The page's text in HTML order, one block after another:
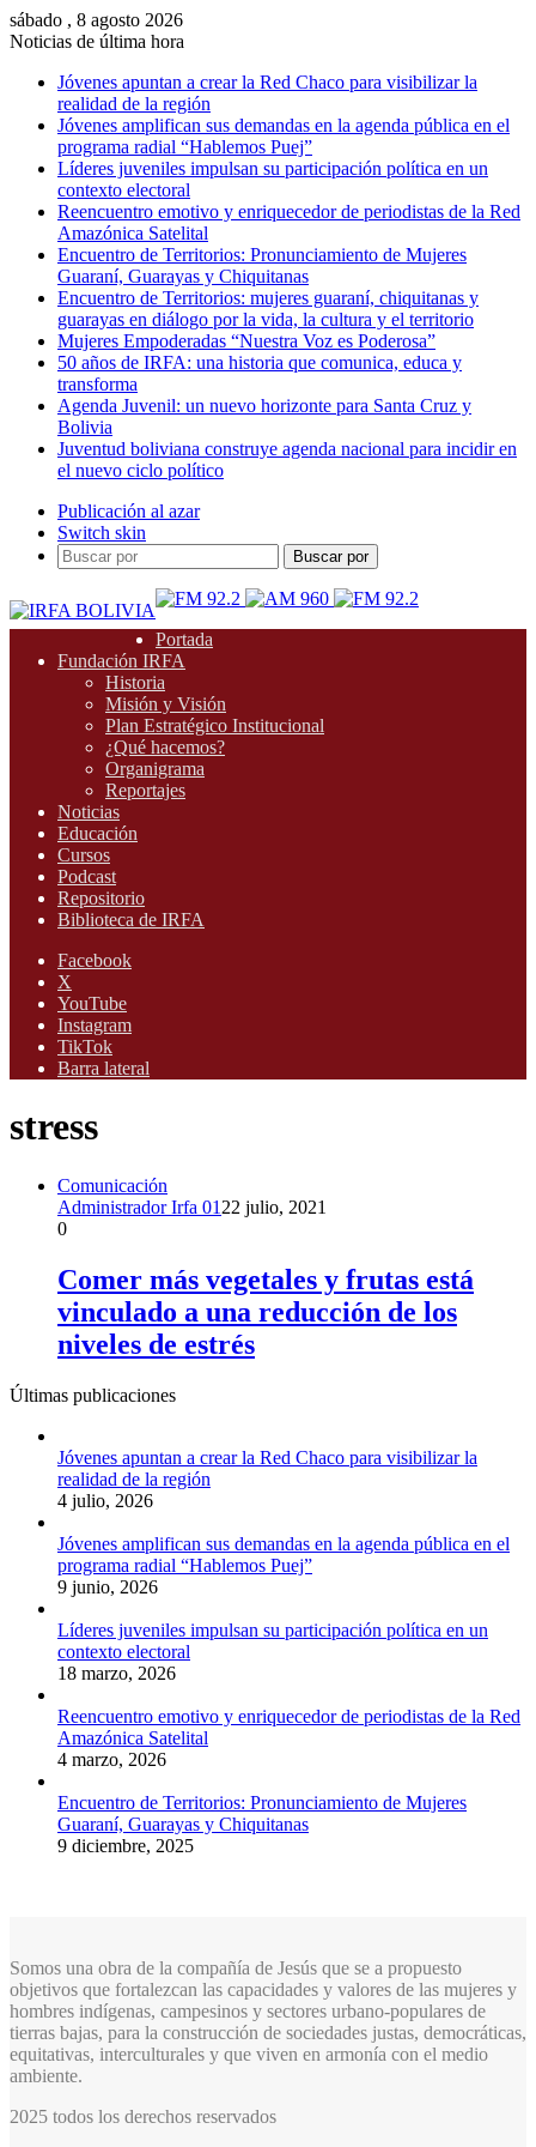
sábado , 8 agosto 2026
Noticias de última hora
Jóvenes apuntan a crear la Red Chaco para visibilizar la
realidad de la región
Jóvenes amplifican sus demandas en la agenda pública en el
programa radial “Hablemos Puej”
Líderes juveniles impulsan su participación política en un
contexto electoral
Reencuentro emotivo y enriquecedor de periodistas de la Red
Amazónica Satelital
Encuentro de Territorios: Pronunciamiento de Mujeres
Guaraní, Guarayas y Chiquitanas
Encuentro de Territorios: mujeres guaraní, chiquitanas y
guarayas en diálogo por la vida, la cultura y el territorio
Mujeres Empoderadas “Nuestra Voz es Poderosa”
50 años de IRFA: una historia que comunica, educa y
transforma
Agenda Juvenil: un nuevo horizonte para Santa Cruz y
Bolivia
Juventud boliviana construye agenda nacional para incidir en
el nuevo ciclo político
Publicación al azar
Switch skin
Buscar por
Portada
Fundación IRFA
Historia
Misión y Visión
Plan Estratégico Institucional
¿Qué hacemos?
Organigrama
Reportajes
Noticias
Educación
Cursos
Podcast
Repositorio
Biblioteca de IRFA
Facebook
X
YouTube
Instagram
TikTok
Barra lateral
stress
Comunicación
Administrador Irfa 01 22 julio, 2021
0
Comer más vegetales y frutas está
vinculado a una reducción de los
niveles de estrés
Últimas publicaciones
Jóvenes apuntan a crear la Red Chaco para visibilizar la
realidad de la región
4 julio, 2026
Jóvenes amplifican sus demandas en la agenda pública en el
programa radial “Hablemos Puej”
9 junio, 2026
Líderes juveniles impulsan su participación política en un
contexto electoral
18 marzo, 2026
Reencuentro emotivo y enriquecedor de periodistas de la Red
Amazónica Satelital
4 marzo, 2026
Encuentro de Territorios: Pronunciamiento de Mujeres
Guaraní, Guarayas y Chiquitanas
9 diciembre, 2025
Somos una obra de la compañía de Jesús que se a propuesto
objetivos que fortalezcan las capacidades y valores de las mujeres y
hombres indígenas, campesinos y sectores urbano-populares de
tierras bajas, para la construcción de sociedades justas, democráticas,
equitativas, interculturales y que viven en armonía con el medio
ambiente.
2025 todos los derechos reservados